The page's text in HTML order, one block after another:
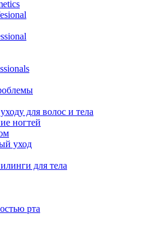
для волос и тела
ногтей
уход
для тела
рта